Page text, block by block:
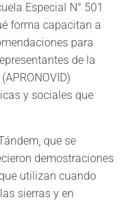
Especial N° 501
forma capacitan a
para
de la
y sociales que
que se
demostraciones
utilizan cuando
sierras y en